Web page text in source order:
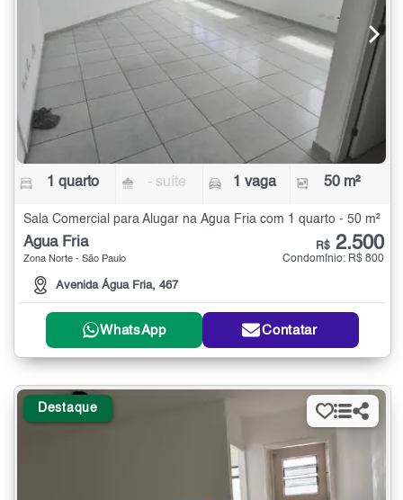
1 quarto - suíte 1 vaga 50 m²
Sala Comercial para Alugar na Água Fria com 1 quarto - 50 m²
Água Fria
Zona Norte - São Paulo
Avenida Água Fria, 467
R$ 2.500
Condomínio: R$ 800
WhatsApp Contatar
Destaque